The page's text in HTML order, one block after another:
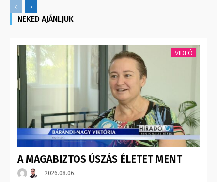
NEKED AJÁNLJUK
VIDEÓ
A MAGABIZTOS ÚSZÁS ÉLETET MENT
2026.08.06.